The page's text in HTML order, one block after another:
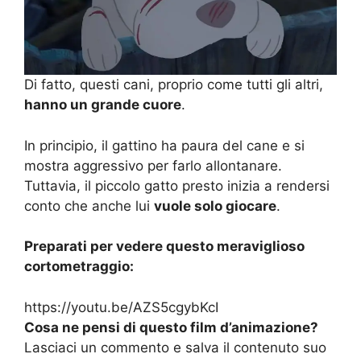
Di fatto, questi cani, proprio come tutti gli altri,
hanno un grande cuore.
In principio, il gattino ha paura del cane e si
mostra aggressivo per farlo allontanare.
Tuttavia, il piccolo gatto presto inizia a rendersi
conto che anche lui vuole solo giocare.
Preparati per vedere questo meraviglioso
cortometraggio:
https://youtu.be/AZS5cgybKcI
Cosa ne pensi di questo film d’animazione?
Lasciaci un commento e salva il contenuto suo